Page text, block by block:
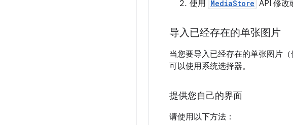
使用 MediaStore API 修改
导入已经存在的单张图片
当您要导入已经存在的单张图片
可以使用系统选择器。
提供您自己的界面
请使用以下方法：